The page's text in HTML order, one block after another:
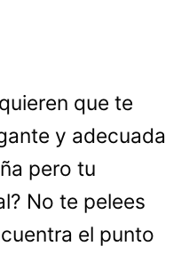
que te
y adecuada
pero tu
No te pelees
el punto